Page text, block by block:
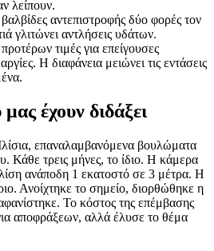
λείπουν.
αντεπιστροφής δύο φορές τον
γλιτώνει αντλήσεις υδάτων.
τιμές για επείγουσες
Η διαφάνεια μειώνει τις εντάσεις
έχουν διδάξει
επαναλαμβανόμενα βουλώματα
Κάθε τρεις μήνες, το ίδιο. Η κάμερα
ανάποδη 1 εκατοστό σε 3 μέτρα. Η
Ανοίχτηκε το σημείο, διορθώθηκε η
Το κόστος της επέμβασης
αποφράξεων, αλλά έλυσε το θέμα